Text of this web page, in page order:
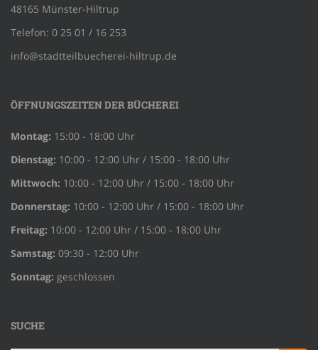
48165 Münster-Hiltrup
Telefon: 0 25 01 / 16 253
info@stadtteilbuecherei-hiltrup.de
ÖFFNUNGSZEITEN DER BÜCHEREI
Montag: 15:00 - 18:00 Uhr
Dienstag: 10:00 - 12:00 Uhr / 15:00 - 18:00 Uhr
Mittwoch: 10:00 - 12:00 Uhr / 15:00 - 18:00 Uhr
Donnerstag: 10:00 - 12:00 Uhr / 15:00 - 18:00 Uhr
Freitag: 10:00 - 12:00 Uhr / 15:00 - 18:00 Uhr
Samstag: 09:30 - 12:00 Uhr
Sonntag: geschlossen
SUCHE